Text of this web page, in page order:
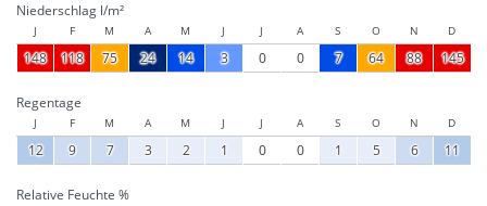
Niederschlag l/m²
J F M A M J J A S O N D
148 118 75 24 14 3 0 0 7 64 88 145
Regentage
J F M A M J J A S O N D
12 9 7 3 2 1 0 0 1 5 6 11
Relative Feuchte %